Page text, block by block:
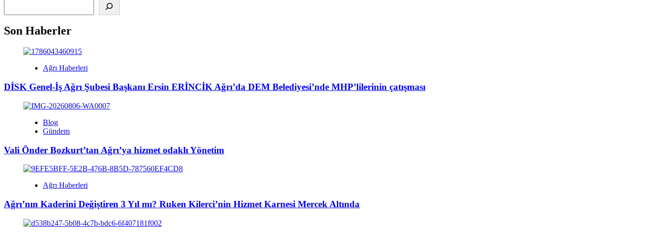
Son Haberler
Ağrı Haberleri
DİSK Genel-İş Ağrı Şubesi Başkanı Ersin ERİNCİK Ağrı’da DEM Belediyesi’nde MHP’lilerinin çatışması
Blog
Gündem
Vali Önder Bozkurt’tan Ağrı’ya hizmet odaklı Yönetim
Ağrı Haberleri
Ağrı’nın Kaderini Değiştiren 3 Yıl mı? Ruken Kilerci’nin Hizmet Karnesi Mercek Altında